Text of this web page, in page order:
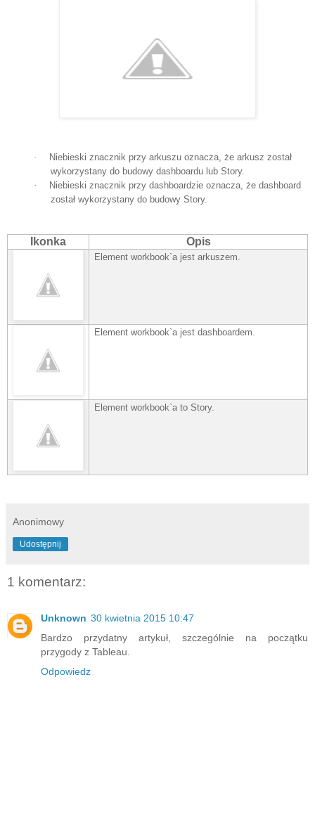
·
Niebieski znacznik przy arkuszu oznacza, że arkusz został
wykorzystany do budowy dashboardu lub Story.
·
Niebieski znacznik przy dashboardzie oznacza, że dashboard
został wykorzystany do budowy Story.
Ikonka Opis
Element workbook`a jest arkuszem.
Element workbook`a jest dashboardem.
Element workbook`a to Story.
Anonimowy
Udostępnij
1 komentarz:
Unknown 30 kwietnia 2015 10:47
Bardzo przydatny artykuł, szczególnie na początku
przygody z Tableau.
Odpowiedz